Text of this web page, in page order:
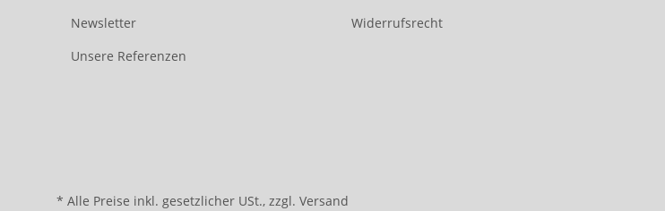
Newsletter
Unsere Referenzen
Widerrufsrecht
* Alle Preise inkl. gesetzlicher USt., zzgl. Versand